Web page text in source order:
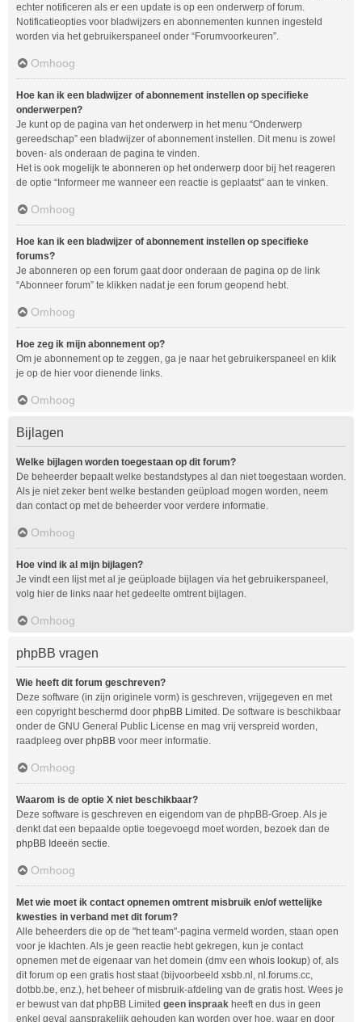
echter notificeren als er een update is op een onderwerp of forum.
Notificatieopties voor bladwijzers en abonnementen kunnen ingesteld
worden via het gebruikerspaneel onder “Forumvoorkeuren”.
Omhoog
Hoe kan ik een bladwijzer of abonnement instellen op specifieke
onderwerpen?
Je kunt op de pagina van het onderwerp in het menu “Onderwerp
gereedschap” een bladwijzer of abonnement instellen. Dit menu is zowel
boven- als onderaan de pagina te vinden.
Het is ook mogelijk te abonneren op het onderwerp door bij het reageren
de optie “Informeer me wanneer een reactie is geplaatst” aan te vinken.
Omhoog
Hoe kan ik een bladwijzer of abonnement instellen op specifieke
forums?
Je abonneren op een forum gaat door onderaan de pagina op de link
“Abonneer forum” te klikken nadat je een forum geopend hebt.
Omhoog
Hoe zeg ik mijn abonnement op?
Om je abonnement op te zeggen, ga je naar het gebruikerspaneel en klik
je op de hier voor dienende links.
Omhoog
Bijlagen
Welke bijlagen worden toegestaan op dit forum?
De beheerder bepaalt welke bestandstypes al dan niet toegestaan worden.
Als je niet zeker bent welke bestanden geüpload mogen worden, neem
dan contact op met de beheerder voor verdere informatie.
Omhoog
Hoe vind ik al mijn bijlagen?
Je vindt een lijst met al je geüploade bijlagen via het gebruikerspaneel,
volg hier de links naar het gedeelte omtrent bijlagen.
Omhoog
phpBB vragen
Wie heeft dit forum geschreven?
Deze software (in zijn originele vorm) is geschreven, vrijgegeven en met
een copyright beschermd door phpBB Limited . De software is beschikbaar
onder de GNU General Public License en mag vrij verspreid worden,
raadpleeg over phpBB voor meer informatie.
Omhoog
Waarom is de optie X niet beschikbaar?
Deze software is geschreven en eigendom van de phpBB-Groep. Als je
denkt dat een bepaalde optie toegevoegd moet worden, bezoek dan de
phpBB Ideeën sectie.
Omhoog
Met wie moet ik contact opnemen omtrent misbruik en/of wettelijke
kwesties in verband met dit forum?
Alle beheerders die op de "het team"-pagina vermeld worden, staan open
voor je klachten. Als je geen reactie hebt gekregen, kun je contact
opnemen met de eigenaar van het domein (dmv een whois lookup) of, als
dit forum op een gratis host staat (bijvoorbeeld xsbb.nl, nl.forums.cc,
dotbb.be, enz.), het beheer of misbruik-afdeling van de gratis host. Wees je
er bewust van dat phpBB Limited geen inspraak heeft en dus in geen
enkel geval aansprakelijk gehouden kan worden over hoe, waar en door